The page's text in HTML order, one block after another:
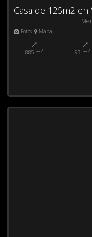
Casa de 125m2 en
Fotos Mapa
885 m2 93 m2